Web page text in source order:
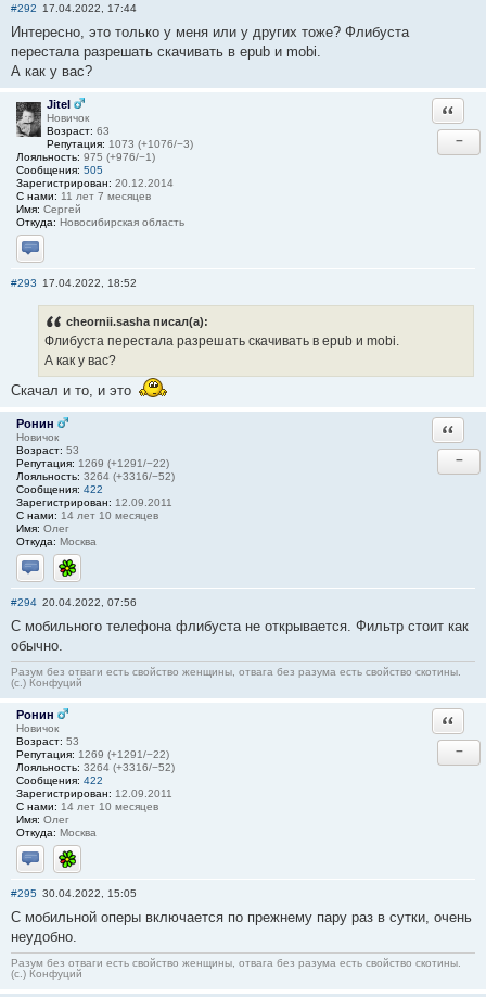
#292 17.04.2022, 17:44
Интересно, это только у меня или у других тоже? Флибуста
перестала разрешать скачивать в epub и mobi.
А как у вас?
Jitel
Новичок
Возраст: 63
Репутация: 1073 (+1076/−3)
Лояльность: 975 (+976/−1)
Сообщения: 505
Зарегистрирован: 20.12.2014
С нами: 11 лет 7 месяцев
Имя: Сергей
Откуда: Новосибирская область
Отправить личное сообщение
−
#293 17.04.2022, 18:52
cheornii.sasha писал(а):
Флибуста перестала разрешать скачивать в epub и mobi.
А как у вас?
Скачал и то, и это
Ронин
Новичок
Возраст: 53
Репутация: 1269 (+1291/−22)
Лояльность: 3264 (+3316/−52)
Сообщения: 422
Зарегистрирован: 12.09.2011
С нами: 14 лет 10 месяцев
Имя: Олег
Откуда: Москва
Отправить личное сообщение
ICQ
−
#294 20.04.2022, 07:56
С мобильного телефона флибуста не открывается. Фильтр стоит как
обычно.
Разум без отваги есть свойство женщины, отвага без разума есть свойство скотины.
(с.) Конфуций
Ронин
Новичок
Возраст: 53
Репутация: 1269 (+1291/−22)
Лояльность: 3264 (+3316/−52)
Сообщения: 422
Зарегистрирован: 12.09.2011
С нами: 14 лет 10 месяцев
Имя: Олег
Откуда: Москва
Отправить личное сообщение
ICQ
−
#295 30.04.2022, 15:05
С мобильной оперы включается по прежнему пару раз в сутки, очень
неудобно.
Разум без отваги есть свойство женщины, отвага без разума есть свойство скотины.
(с.) Конфуций